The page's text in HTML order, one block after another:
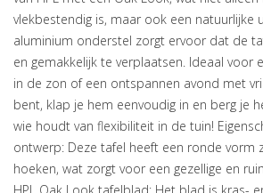
vlekbestendig is, maar ook een natuurlijke
aluminium onderstel zorgt ervoor dat de
en gemakkelijk te verplaatsen. Ideaal voor
in de zon of een ontspannen avond met
bent, klap je hem eenvoudig in en berg je
wie houdt van flexibiliteit in de tuin!
ontwerp: Deze tafel heeft een ronde vorm
hoeken, wat zorgt voor een gezellige en